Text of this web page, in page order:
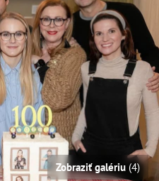
Zobraziť galériu (4)